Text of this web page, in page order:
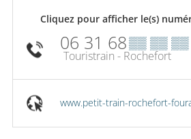
Cliquez pour afficher le(s)
06 31 68▒▒ ▒▒ ▒▒
Touristrain - Rochefort
www.petit-train-rochefort-